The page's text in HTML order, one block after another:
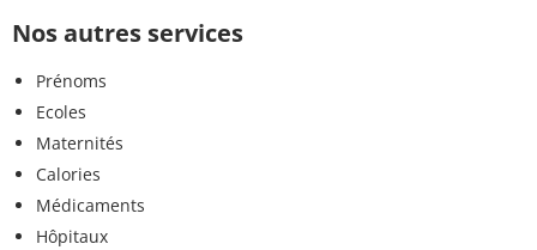
Nos autres services
Prénoms
Ecoles
Maternités
Calories
Médicaments
Hôpitaux